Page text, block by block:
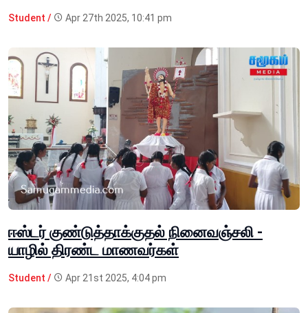
Student / Apr 27th 2025, 10:41 pm
ஈஸ்டர் குண்டுத்தாக்குதல் நினைவஞ்சலி -
யாழில் திரண்ட மாணவர்கள்
Student / Apr 21st 2025, 4:04 pm